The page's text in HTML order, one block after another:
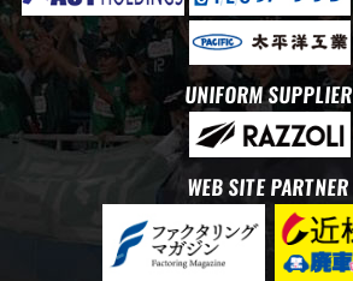
UNIFORM SUPPLIER
WEB SITE PARTNER